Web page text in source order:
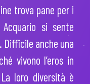
trova pane per i
si sente
Difficile anche una
vivono l’eros in
loro diversità è